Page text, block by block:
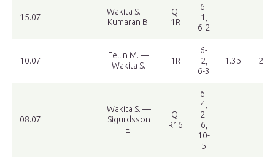
15.07.
Wakita S. —
Kumaran B.
Q-
1R
6-
1,
6-2
10.07.
Fellin M. —
Wakita S.
1R
6-
2,
6-3
1.35 2.84
08.07.
Wakita S. —
Sigurdsson
E.
Q-
R16
6-
4,
2-
6,
10-
5